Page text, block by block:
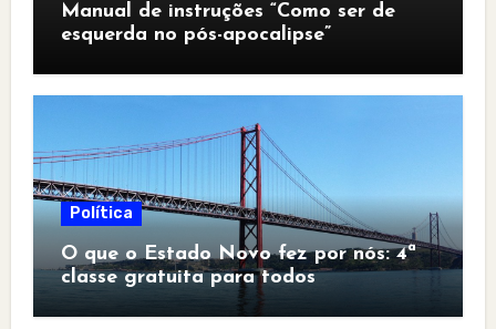
Manual de instruções “Como ser de
esquerda no pós-apocalipse”
Política
O que o Estado Novo fez por nós: 4ª
classe gratuita para todos